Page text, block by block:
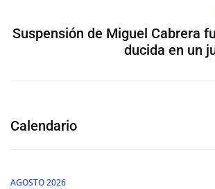
Suspensión de Miguel Cabrera
ducida en un
Calendario
AGOSTO 2026